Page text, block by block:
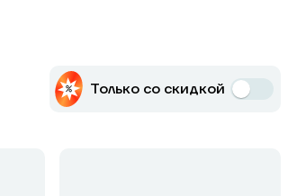
Только со скидкой